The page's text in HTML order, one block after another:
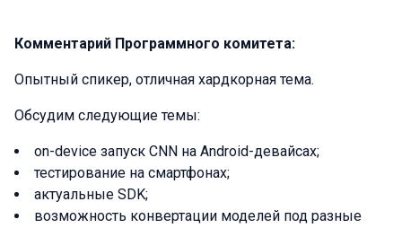
Комментарий Программного комитета:
Опытный спикер, отличная хардкорная тема.
Обсудим следующие темы:
on-device запуск CNN на Android-девайсах;
тестирование на смартфонах;
актуальные SDK;
возможность конвертации моделей под разные